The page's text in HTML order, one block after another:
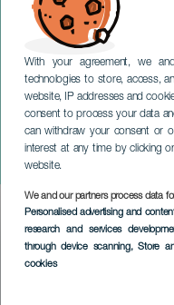
With your agreement, we
technologies to store, access,
website, IP addresses and
consent to process your data
can withdraw your consent or
interest at any time by clicking
website.
We and our partners process data
Personalised advertising and
research and services
through device scanning, Store
cookies
Gabriel
Kapp em
LANZAROTE
Imagen
Listado